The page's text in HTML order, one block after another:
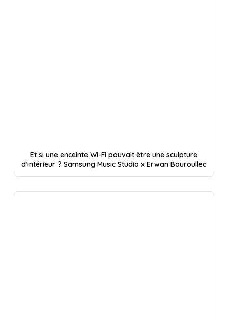
Et si une enceinte Wi-Fi pouvait être une sculpture
d’intérieur ? Samsung Music Studio x Erwan Bouroullec